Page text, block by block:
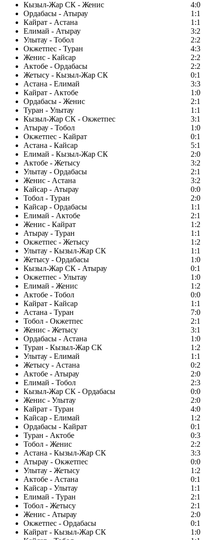
Кызыл-Жар СК - Женис
4:0
Ордабасы - Атырау
1:1
Кайрат - Астана
1:1
Елимай - Атырау
3:2
Улытау - Тобол
2:2
Окжетпес - Туран
4:3
Женис - Кайсар
2:2
Актобе - Ордабасы
2:2
Жетысу - Кызыл-Жар СК
0:1
Астана - Елимай
3:3
Кайрат - Актобе
1:0
Ордабасы - Женис
2:1
Туран - Улытау
1:1
Кызыл-Жар СК - Окжетпес
3:1
Атырау - Тобол
1:0
Окжетпес - Кайрат
0:1
Астана - Кайсар
5:1
Елимай - Кызыл-Жар СК
2:0
Актобе - Жетысу
3:2
Улытау - Ордабасы
2:1
Женис - Астана
3:2
Кайсар - Атырау
0:0
Тобол - Туран
2:0
Кайсар - Ордабасы
1:1
Елимай - Актобе
2:1
Женис - Кайрат
1:2
Атырау - Туран
1:1
Окжетпес - Жетысу
1:2
Улытау - Кызыл-Жар СК
1:1
Жетысу - Ордабасы
1:0
Кызыл-Жар СК - Атырау
0:1
Окжетпес - Улытау
1:0
Елимай - Женис
1:2
Актобе - Тобол
0:0
Кайрат - Кайсар
1:1
Астана - Туран
7:0
Тобол - Окжетпес
2:1
Женис - Жетысу
3:1
Ордабасы - Астана
1:0
Туран - Кызыл-Жар СК
1:2
Улытау - Елимай
1:1
Жетысу - Астана
0:2
Актобе - Атырау
2:0
Елимай - Тобол
2:3
Кызыл-Жар СК - Ордабасы
0:0
Женис - Улытау
2:0
Кайрат - Туран
4:0
Кайсар - Елимай
1:2
Ордабасы - Кайрат
0:1
Туран - Актобе
0:3
Тобол - Женис
2:2
Астана - Кызыл-Жар СК
3:3
Атырау - Окжетпес
0:0
Улытау - Жетысу
1:2
Актобе - Астана
0:1
Кайсар - Улытау
1:1
Елимай - Туран
2:1
Тобол - Жетысу
2:1
Женис - Атырау
2:0
Окжетпес - Ордабасы
0:1
Кайрат - Кызыл-Жар СК
1:0